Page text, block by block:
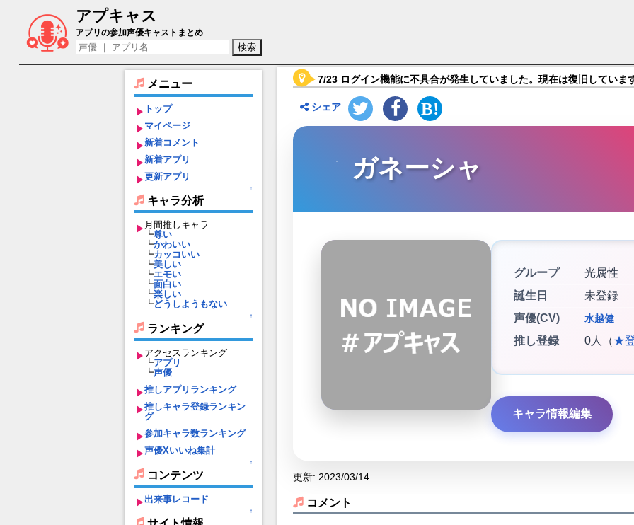
アプキャス
ガネーシャ（声優：水越健)【モンスターストライク】キャラ紹介
アプリの参加声優キャストまとめ
メニュー
トップ
マイページ
新着コメント
新着アプリ
更新アプリ
↑
キャラ分析
月間推しキャラ
┗尊い
┗かわいい
┗カッコいい
┗美しい
┗エモい
┗面白い
┗楽しい
┗どうしようもない
↑
ランキング
アクセスランキング
┗アプリ
┗声優
推しアプリランキング
推しキャラ登録ランキン
グ
参加キャラ数ランキング
声優Xいいね集計
↑
コンテンツ
出来事レコード
↑
7/23 ログイン機能に不具合が発生していました。現在は復旧していま
シェア
ガネーシャ
グループ
光属性
誕生日
未登録
声優(CV)
水越健
推し登録 0人（★
キャラ情報編集
更新: 2023/03/14
コメント